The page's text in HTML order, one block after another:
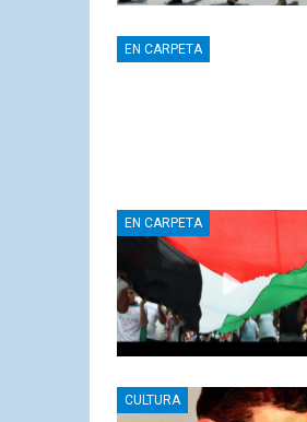
EN CARPETA
EN CARPETA
CULTURA